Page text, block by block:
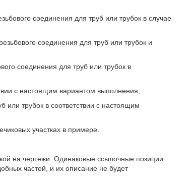
соединения для труб или трубок в случае
соединения для труб или трубок и
соединения для труб или трубок в
с настоящим вариантом выполнения;
или трубок в соответствии с настоящим
участках в примере.
на чертежи. Одинаковые ссылочные позиции
частей, и их описание не будет